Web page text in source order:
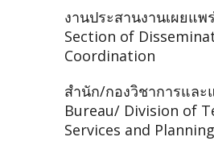
งานประสานงานเผยแพ
Section of
Coordination
สำนัก/กองวิชาการและ
Bureau/ Division of
Services and Planning